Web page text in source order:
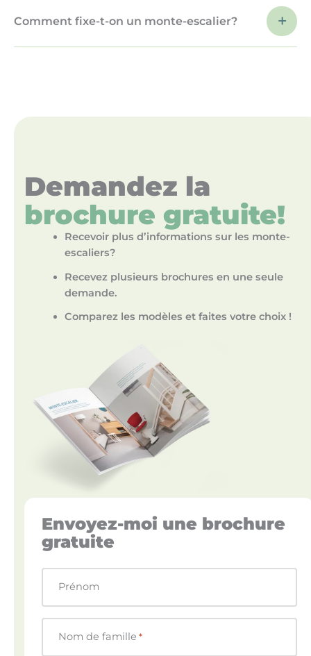
Comment fixe-t-on un monte-escalier?
Demandez la
brochure gratuite!
Recevoir plus d’informations sur les monte-
escaliers?
Recevez plusieurs brochures en une seule
demande.
Comparez les modèles et faites votre choix !
Envoyez-moi une brochure
gratuite
Prénom
Nom de famille *